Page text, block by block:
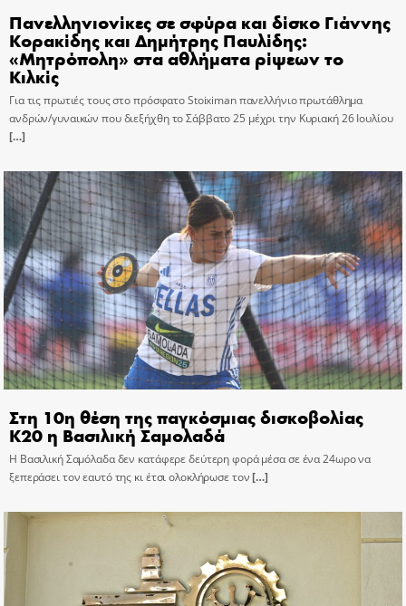
Πανελληνιονίκες σε σφύρα και δίσκο Γιάννης
Κορακίδης και Δημήτρης Παυλίδης:
«Μητρόπολη» στα αθλήματα ρίψεων το
Κιλκίς
Για τις πρωτιές τους στο πρόσφατο Stoiximan πανελλήνιο πρωτάθλημα
ανδρών/γυναικών που διεξήχθη το Σάββατο 25 μέχρι την Κυριακή 26 Ιουλίου
[…]
Στη 10η θέση της παγκόσμιας δισκοβολίας
Κ20 η Βασιλική Σαμολαδά
Η Βασιλική Σαμόλαδα δεν κατάφερε δεύτερη φορά μέσα σε ένα 24ωρο να
ξεπεράσει τον εαυτό της κι έτσι ολοκλήρωσε τον[…]